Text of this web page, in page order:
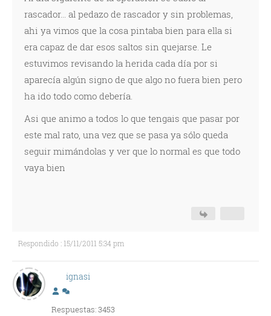
rascador... al pedazo de rascador y sin problemas,
ahi ya vimos que la cosa pintaba bien para ella si
era capaz de dar esos saltos sin quejarse. Le
estuvimos revisando la herida cada día por si
aparecía algún signo de que algo no fuera bien pero
ha ido todo como debería.
Asi que animo a todos lo que tengais que pasar por
este mal rato, una vez que se pasa ya sólo queda
seguir mimándolas y ver que lo normal es que todo
vaya bien
Respondido : 15/11/2011 5:34 pm
ignasi
Respuestas: 3453